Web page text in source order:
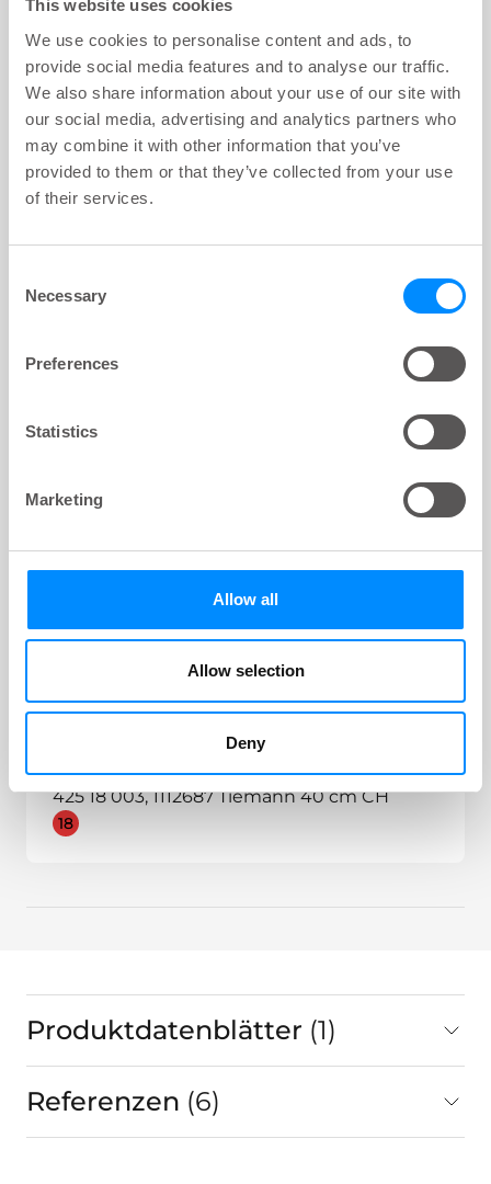
This website uses cookies
We use cookies to personalise content and ads, to
provide social media features and to analyse our traffic.
We also share information about your use of our site with
our social media, advertising and analytics partners who
may combine it with other information that you’ve
provided to them or that they’ve collected from your use
of their services.
Selection
Necessary
Preferences
Statistics
Marketing
Allow all
Allow selection
Deny
420 18 003, 1112680 Nelaton 40 cm CH
18
LoFric® Hydro-Kit™
425 10 003, 1112684 Tiemann 40 cm CH
12
425 14 003, 1112686 Tiemann 40 cm CH
425 16 003, 1044214 Tiemann 40 cm CH
LoFric® Hydro-Kit™
425 18 003, 1112687 Tiemann 40 cm CH
18
Produktdatenblätter 1gesamt
Referenzen 6gesamt